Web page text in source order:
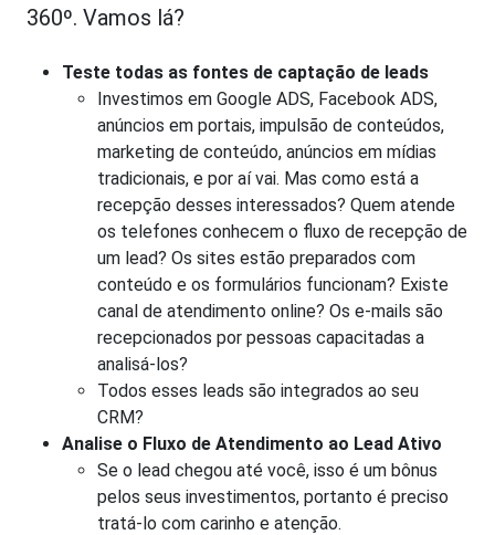
360º. Vamos lá?
Teste todas as fontes de captação de leads
Investimos em Google ADS, Facebook ADS,
anúncios em portais, impulsão de conteúdos,
marketing de conteúdo, anúncios em mídias
tradicionais, e por aí vai. Mas como está a
recepção desses interessados? Quem atende
os telefones conhecem o fluxo de recepção de
um lead? Os sites estão preparados com
conteúdo e os formulários funcionam? Existe
canal de atendimento online? Os e-mails são
recepcionados por pessoas capacitadas a
analisá-los?
Todos esses leads são integrados ao seu
CRM?
Analise o Fluxo de Atendimento ao Lead Ativo
Se o lead chegou até você, isso é um bônus
pelos seus investimentos, portanto é preciso
tratá-lo com carinho e atenção.